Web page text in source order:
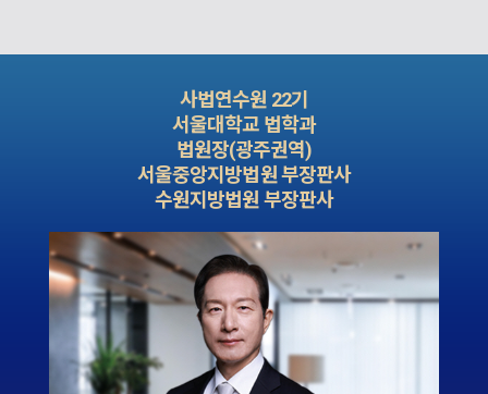
사법연수원 22기
서울대학교 법학과
법원장(광주권역)
서울중앙지방법원 부장판사
수원지방법원 부장판사